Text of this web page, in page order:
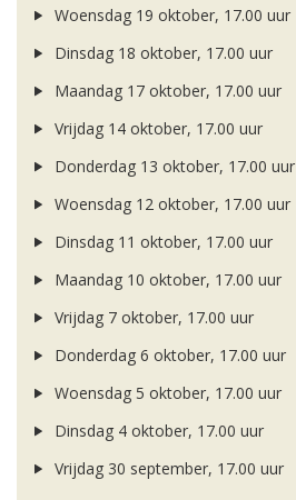
Woensdag 19 oktober, 17.00 uur
Dinsdag 18 oktober, 17.00 uur
Maandag 17 oktober, 17.00 uur
Vrijdag 14 oktober, 17.00 uur
Donderdag 13 oktober, 17.00 uur
Woensdag 12 oktober, 17.00 uur
Dinsdag 11 oktober, 17.00 uur
Maandag 10 oktober, 17.00 uur
Vrijdag 7 oktober, 17.00 uur
Donderdag 6 oktober, 17.00 uur
Woensdag 5 oktober, 17.00 uur
Dinsdag 4 oktober, 17.00 uur
Vrijdag 30 september, 17.00 uur